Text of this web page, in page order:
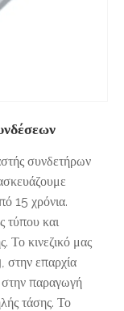
συνδετήρων
15 χρόνια.
τύπου και
Το κινεζικό μας
στην επαρχία
στην παραγωγή
τάσης. Το